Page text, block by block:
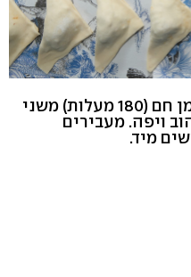
מטגנים את הבוריקים בשמן חם (180 מעלות) משני
ויפה. מעבירים
מיד.